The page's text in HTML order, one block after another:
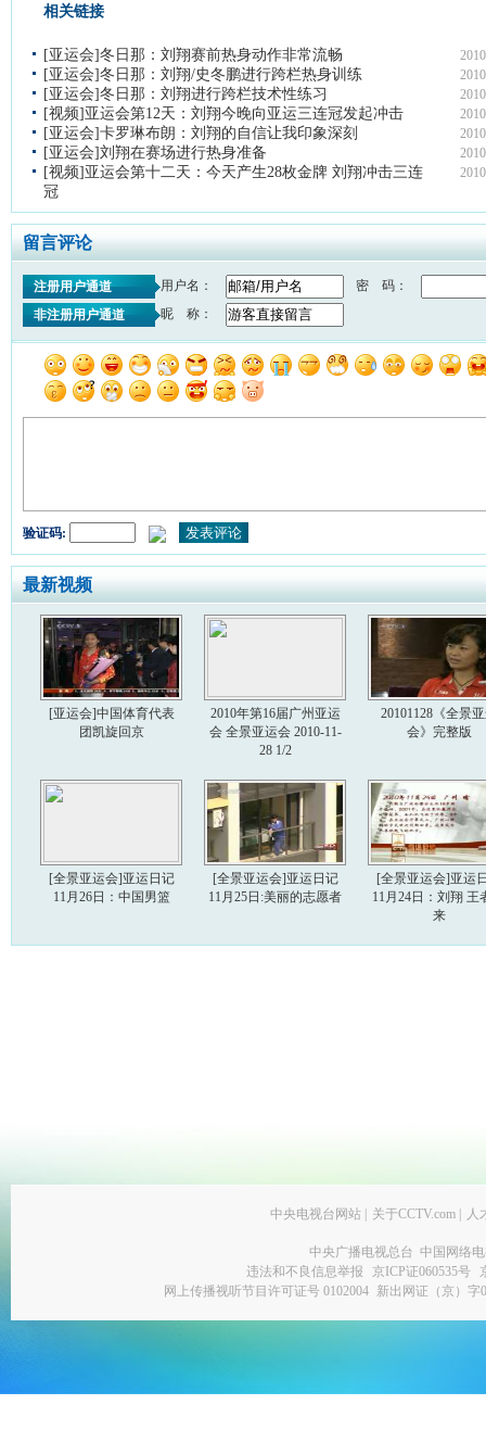
相关链接
[亚运会]冬日那：刘翔赛前热身动作非常流畅
[亚运会]冬日那：刘翔/史冬鹏进行跨栏热身训练
[亚运会]冬日那：刘翔进行跨栏技术性练习
[视频]亚运会第12天：刘翔今晚向亚运三连冠发起冲击
[亚运会]卡罗琳布朗：刘翔的自信让我印象深刻
[亚运会]刘翔在赛场进行热身准备
[视频]亚运会第十二天：今天产生28枚金牌 刘翔冲击三连
冠
留言评论
注册用户通道 用户名：
密 码：
非注册用户通道
昵 称：
验证码:
最新视频
[亚运会]中国体育代表
团凯旋回京
2010年第16届广州亚运
会 全景亚运会 2010-11-
28 1/2
20101128《全景
会》完整版
[全景亚运会]亚运日记
11月26日：中国男篮
[全景亚运会]亚运日记
11月25日:美丽的志愿者
[全景亚运会]亚运
11月24日：刘翔 王
来
中央电视台网站 关于CCTV.com 人
中央广播电视总台 中国网络
违法和不良信息举报
京ICP证060535号
网上传播视听节目许可证号 0102004 新出网证（京）